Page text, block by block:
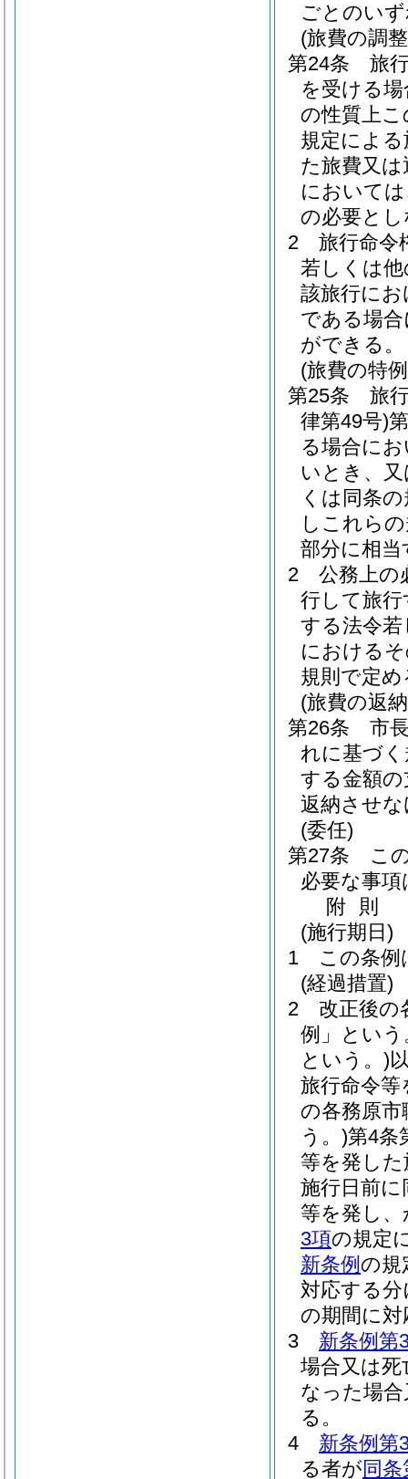
ごとのい
(旅費の調
第24条
旅
を受ける
の性質上
規定によ
た旅費又
において
の必要と
2
旅行命令
若しくは
該旅行に
である場
ができる。
(旅費の特
第25条
旅
律第49号)
る場合に
いとき、
くは同条
しこれら
部分に相
2
公務上の
行して旅
する法令
における
規則で定め
(旅費の返
第26条
市
れに基づ
する金額
返納させ
(委任)
第27条
こ
必要な事
附 則
(施行期日)
1
この条例
(経過措置)
2
改正後の
例」という
という。)
旅行命令
の各務原
う。)第4条
等を発し
施行日前
等を発し
3項の規定
新条例 の規
対応する
の期間に
3
新条例第
場合又は
なった場
る。
4
新条例第
る者が同